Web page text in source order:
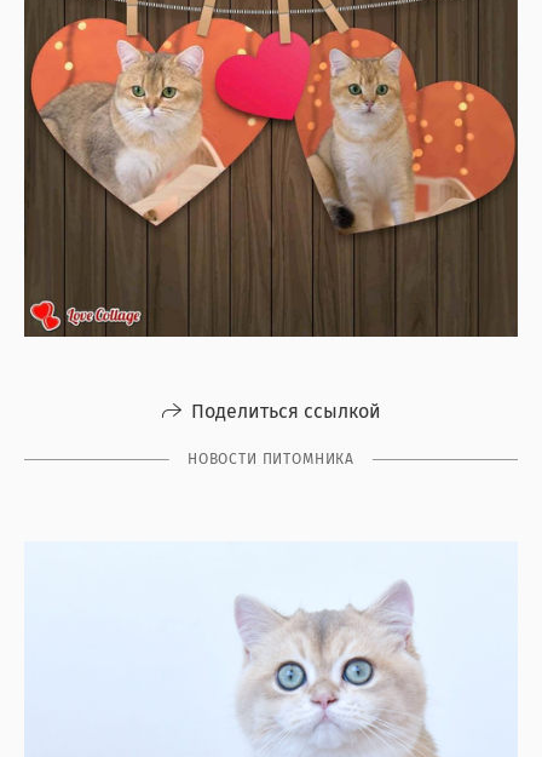
Поделиться ссылкой
НОВОСТИ ПИТОМНИКА